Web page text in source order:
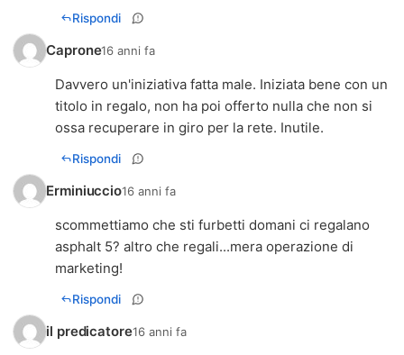
Rispondi
Caprone16 anni fa
Davvero un'iniziativa fatta male. Iniziata bene con un
titolo in regalo, non ha poi offerto nulla che non si
ossa recuperare in giro per la rete. Inutile.
Rispondi
Erminiuccio16 anni fa
scommettiamo che sti furbetti domani ci regalano
asphalt 5? altro che regali...mera operazione di
marketing!
Rispondi
il predicatore16 anni fa